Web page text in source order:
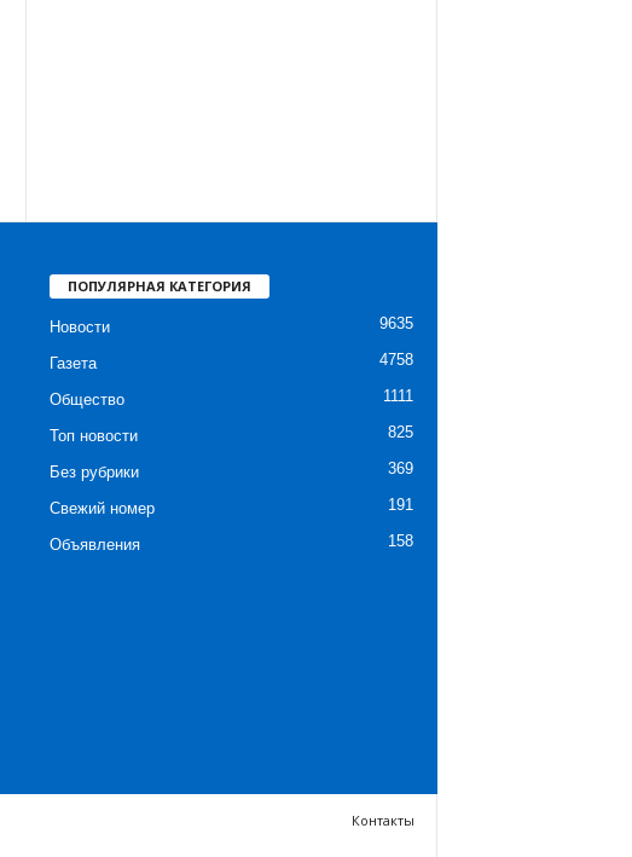
ПОПУЛЯРНАЯ КАТЕГОРИЯ
Новости 9635
Газета 4758
Общество 1111
Топ новости 825
Без рубрики 369
Свежий номер 191
Объявления 158
Контакты